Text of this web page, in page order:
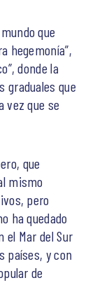
que
hegemonía”,
donde la
graduales que
vez que se
que
mismo
pero
ha quedado
el Mar del Sur
países, y con
de